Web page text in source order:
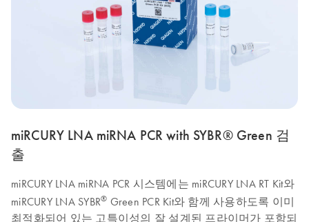
miRCURY LNA miRNA PCR with SYBR® Green 검
출
miRCURY LNA miRNA PCR 시스템에는 miRCURY LNA RT Kit와
miRCURY LNA SYBR® Green PCR Kit와 함께 사용하도록 이미
최적화되어 있는 고특이성의 잘 설계된 프라이머가 포함되